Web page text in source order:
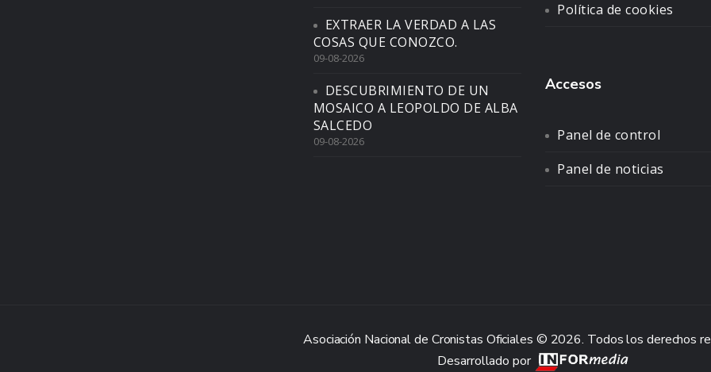
EXTRAER LA VERDAD A LAS
COSAS QUE CONOZCO.
09-08-2026
DESCUBRIMIENTO DE UN
MOSAICO A LEOPOLDO DE ALBA
SALCEDO
09-08-2026
Política de cookies
Accesos
Panel de control
Panel de noticias
Asociación Nacional de Cronistas Oficiales © 2026. Todos los derechos
Desarrollado por